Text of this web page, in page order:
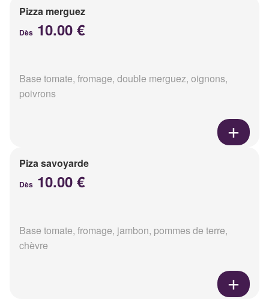
Pizza merguez
Dès 10.00 €
Base tomate, fromage, double merguez, oignons,
poivrons
Piza savoyarde
Dès 10.00 €
Base tomate, fromage, jambon, pommes de terre,
chèvre